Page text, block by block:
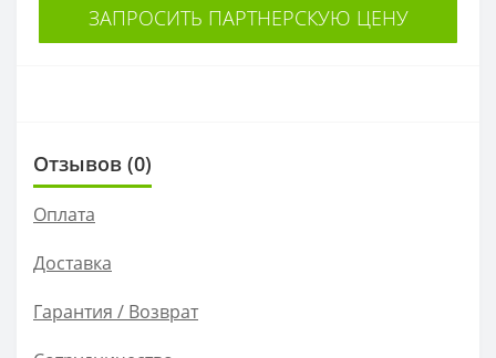
ЗАПРОСИТЬ ПАРТНЕРСКУЮ ЦЕНУ
Отзывов (0)
Оплата
Доставка
Гарантия / Возврат